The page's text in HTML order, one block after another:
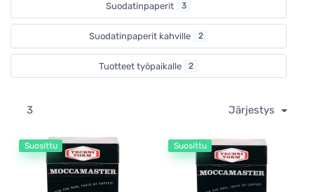
Suodatinpaperit 3
Suodatinpaperit kahville 2
Tuotteet työpaikalle 2
3 Järjestys
Suosittu Suosittu